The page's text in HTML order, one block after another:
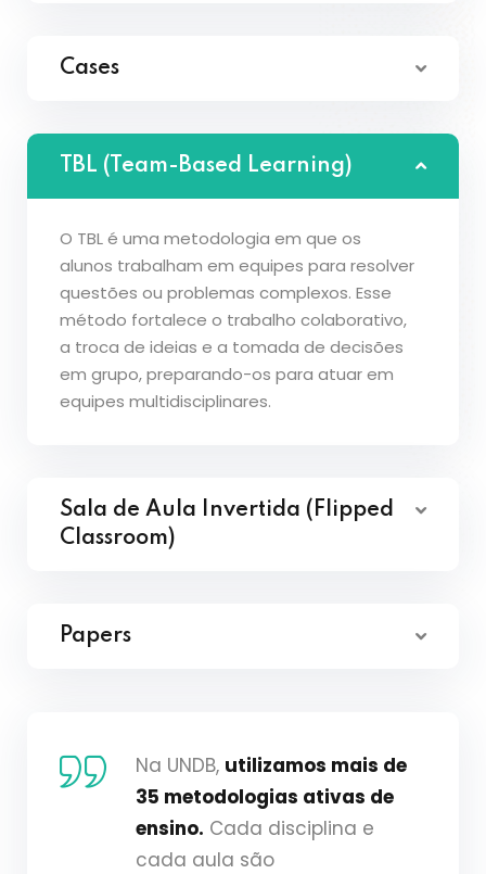
Cases
TBL (Team-Based Learning)
O TBL é uma metodologia em que os
alunos trabalham em equipes para resolver
questões ou problemas complexos. Esse
método fortalece o trabalho colaborativo,
a troca de ideias e a tomada de decisões
em grupo, preparando-os para atuar em
equipes multidisciplinares.
Sala de Aula Invertida (Flipped
Classroom)
Papers
Na UNDB, utilizamos mais de
35 metodologias ativas de
ensino. Cada disciplina e
cada aula são